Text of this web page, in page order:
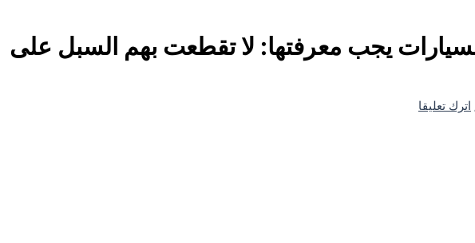
للسيارات يجب معرفتها: لا تقطعت بهم السبل على
اترك تعليقا